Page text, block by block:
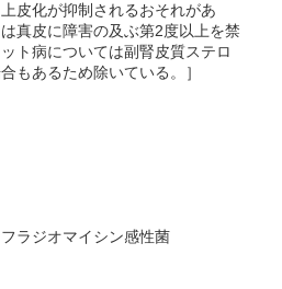
皮化が抑制されるおそれがあ
真皮に障害の及ぶ第2度以上を禁
ト病については副腎皮質ステロ
もあるため除いている。］
ラジオマイシン感性菌